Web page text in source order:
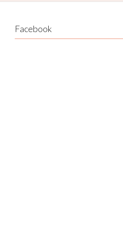
Facebook